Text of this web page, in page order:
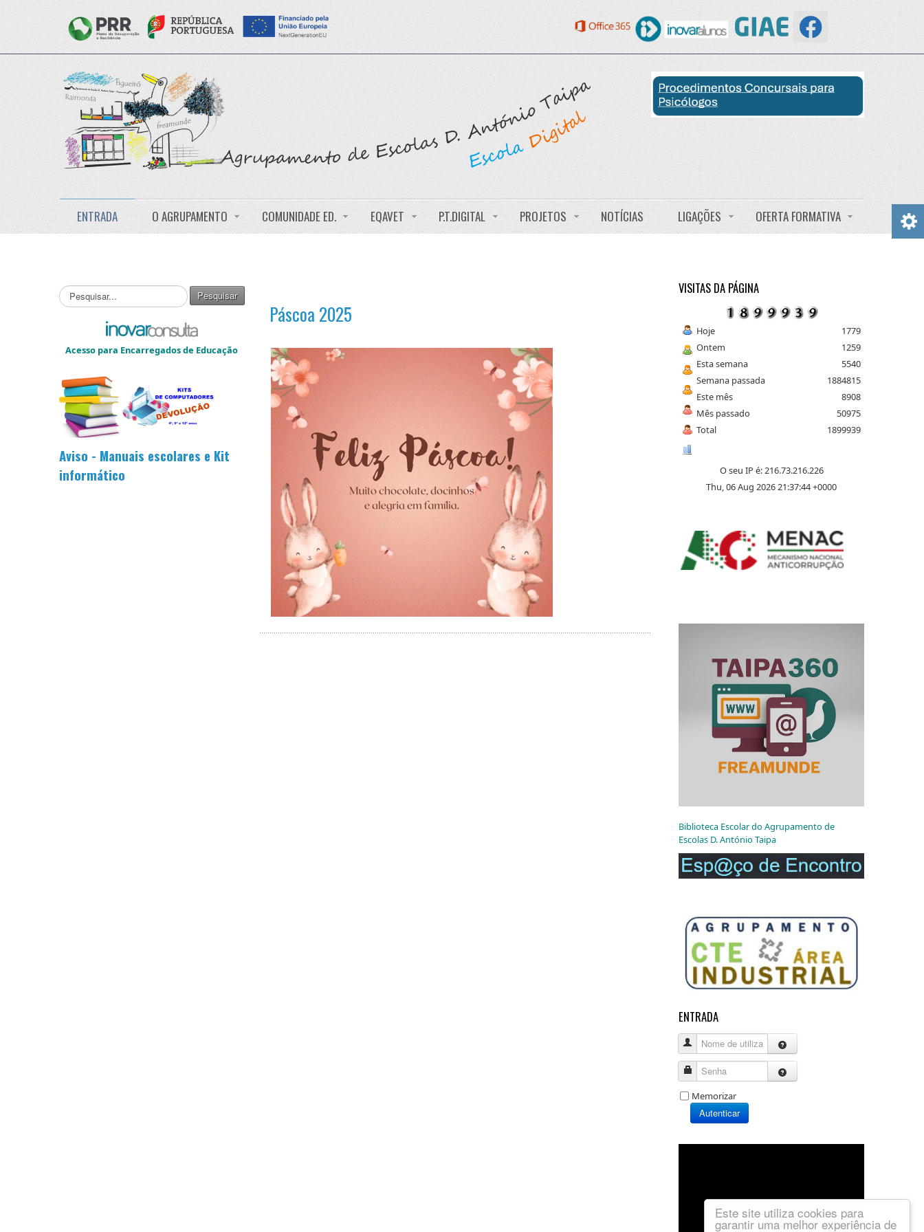
Este site utiliza cookies para
garantir uma melhor experiência de
ENTRADA O AGRUPAMENTO COMUNIDADE ED. EQAVET P.T.DIGITAL PROJETOS NOTÍCIAS LIGAÇÕES OFERTA FORMATIVA
Páscoa 2025
Pesquisar... Pesquisar
Acesso para Encarregados de Educação
Aviso - Manuais escolares e Kit
informático
VISITAS DA PÁGINA
Hoje
Ontem
Esta semana
Semana passada
Este mês
Mês passado
Total
1779
1259
5540
1884815
8908
50975
1899939
O seu IP é: 216.73.216.226
Thu, 06 Aug 2026 21:37:44 +0000
Biblioteca Escolar do Agrupamento de
Escolas D. António Taipa
ENTRADA
Nome de utilizador
Senha
Memorizar
Autenticar